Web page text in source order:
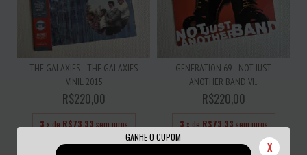
GANHE O CUPOM
X
THE GALAXIES - THE GALAXIES
VINIL 2015
R$220,00
3 x de R$73,33 sem juros
GENERATION 69 - NOT JUST
ANOTHER BAND VI...
R$220,00
3 x de R$73,33 sem juros